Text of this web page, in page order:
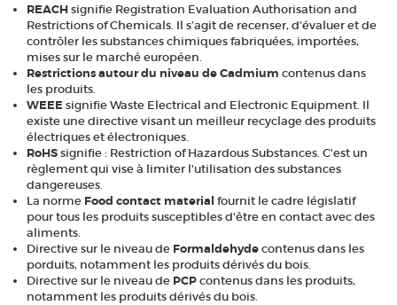
REACHsignifie Registration Evaluation Authorisation and
Restrictions of Chemicals. Il s’agit de recenser, d’évaluer et de
contrôler les substances chimiques fabriquées, importées,
mises sur le marché européen.
Restrictions autour du niveau de Cadmium contenus dans
les produits.
WEEE signifie Waste Electrical and Electronic Equipment. Il
existe une directive visant un meilleur recyclage des produits
électriques et électroniques.
RoHSsignifie : Restriction of Hazardous Substances. C'est un
règlement qui vise à limiter l'utilisation des substances
dangereuses.
La norme Food contact material fournit le cadre législatif
pour tous les produits susceptibles d'être en contact avec des
aliments.
Directive sur le niveau de Formaldehydecontenus dans les
porduits, notamment les produits dérivés du bois.
Directive sur le niveau de PCPcontenus dans les produits,
notamment les produits dérivés du bois.